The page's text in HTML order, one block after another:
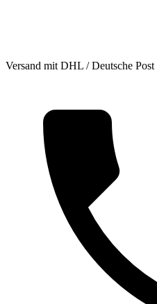
Versand mit DHL / Deutsche Post